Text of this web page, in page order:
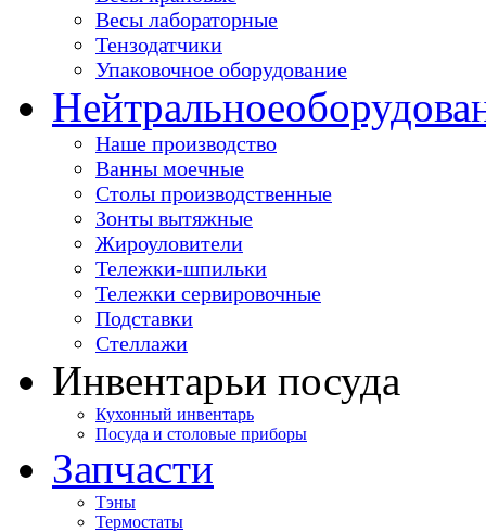
Весы лабораторные
Тензодатчики
Упаковочное оборудование
Нейтральное
Наше производство
Ванны моечные
Столы производственные
Зонты вытяжные
Жироуловители
Тележки-шпильки
Тележки сервировочные
Подставки
Стеллажи
Инвентарьи посуда
Кухонный инвентарь
Посуда и столовые приборы
Запчасти
Тэны
Термостаты